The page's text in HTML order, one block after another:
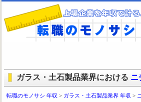
ガラス・土石製品業界における ニ
転職のモノサシ 年収 > ガラス・土石製品業界 年収 >